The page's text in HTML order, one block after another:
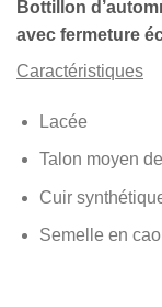
Bottillon
avec fermeture
Caractéristiques
Lacée
Talon moyen
Cuir
Semelle en